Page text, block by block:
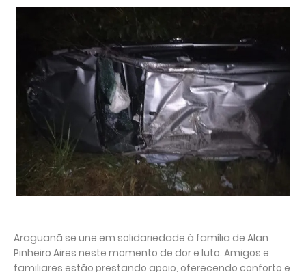
Araguanã se une em solidariedade à família de Alan
Pinheiro Aires neste momento de dor e luto. Amigos e
familiares estão prestando apoio, oferecendo conforto e